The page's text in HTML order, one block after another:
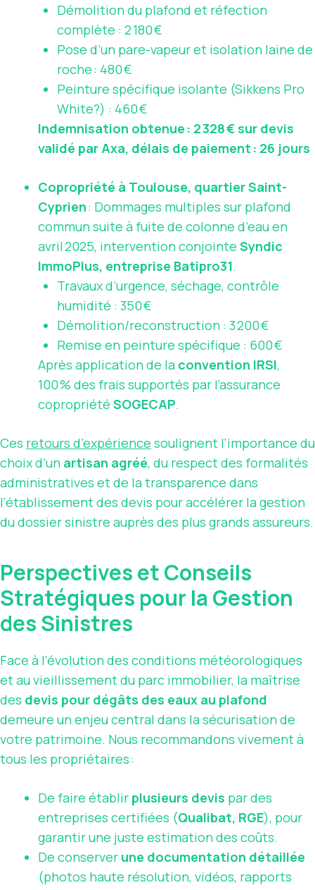
Démolition du plafond et réfection
complète : 2 180 €
Pose d’un pare-vapeur et isolation laine de
roche : 480 €
Peinture spécifique isolante (Sikkens Pro
White?) : 460 €
Indemnisation obtenue : 2 328 € sur devis
validé parAxa, délais de paiement : 26 jours
Copropriété à Toulouse, quartier Saint-
Cyprien: Dommages multiples sur plafond
commun suite à fuite de colonne d’eau en
avril 2025, intervention conjointe Syndic
ImmoPlus, entreprise Batipro31.
Travaux d’urgence, séchage, contrôle
humidité : 350 €
Démolition/reconstruction : 3 200 €
Remise en peinture spécifique : 600 €
Après application de la convention IRSI,
100 % des frais supportés par l’assurance
copropriété SOGECAP.
Ces retours d’expérience soulignent l’importance du
choix d’un artisan agréé, du respect des formalités
administratives et de la transparence dans
l’établissement des devis pour accélérer la gestion
du dossier sinistre auprès des plus grands assureurs.
Perspectives et Conseils
Stratégiques pour la Gestion
des Sinistres
Face à l’évolution des conditions météorologiques
et au vieillissement du parc immobilier, la maîtrise
des devis pour dégâts des eaux au plafond
demeure un enjeu central dans la sécurisation de
votre patrimoine. Nous recommandons vivement à
tous les propriétaires :
De faire établir plusieurs devis par des
entreprises certifiées (Qualibat, RGE), pour
garantir une juste estimation des coûts.
De conserver une documentation détaillée
(photos haute résolution, vidéos, rapports